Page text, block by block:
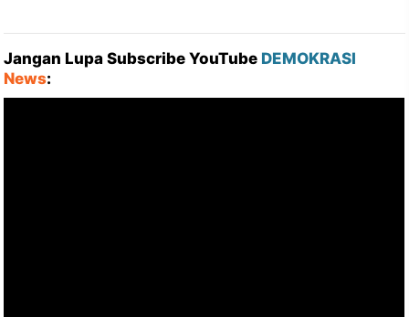
Jangan Lupa Subscribe YouTube DEMOKRASI
News: